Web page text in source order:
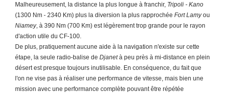
Malheureusement, la distance la plus longue à franchir, Tripoli - Kano
(1300 Nm - 2340 Km) plus la diversion la plus rapprochée Fort Lamyou
Niamey, à 390 Nm (700 Km) est légèrement trop grande pour le rayon
d'action utile du CF-100.
De plus, pratiquement aucune aide à la navigation n'existe sur cette
étape, la seule radio-balise de Djanetà peu près à mi-distance en plein
désert est presque toujours inutilisable. En conséquence, du fait que
l'on ne vise pas à réaliser une performance de vitesse, mais bien une
mission avec une performance complète pouvant être répétée